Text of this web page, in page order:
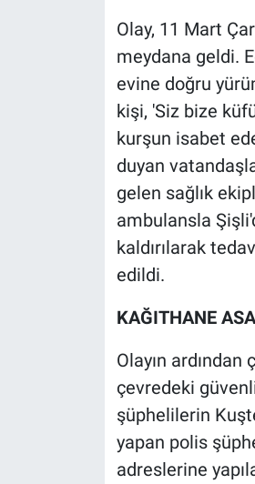
Olay, 11 Mart
meydana geldi.
evine doğru
kişi, 'Siz bize
kurşun isabet
duyan
gelen sağlık
ambulansla
kaldırılarak
edildi.
KAĞITHANE
Olayın
çevredeki
şüphelilerin
yapan polis
adreslerine
Koronavirüs
Kültür Sanat
Programlar
Teknoloji